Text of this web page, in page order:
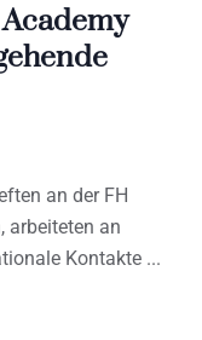
an der FH
arbeiteten an
Kontakte